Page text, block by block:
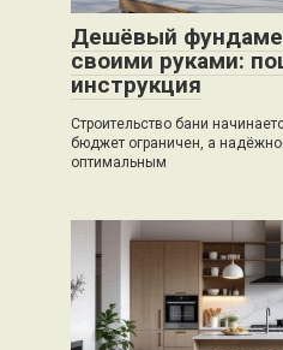
Дешёвый
своими руками:
инструкция
Строительство бани
бюджет ограничен, а
оптимальным